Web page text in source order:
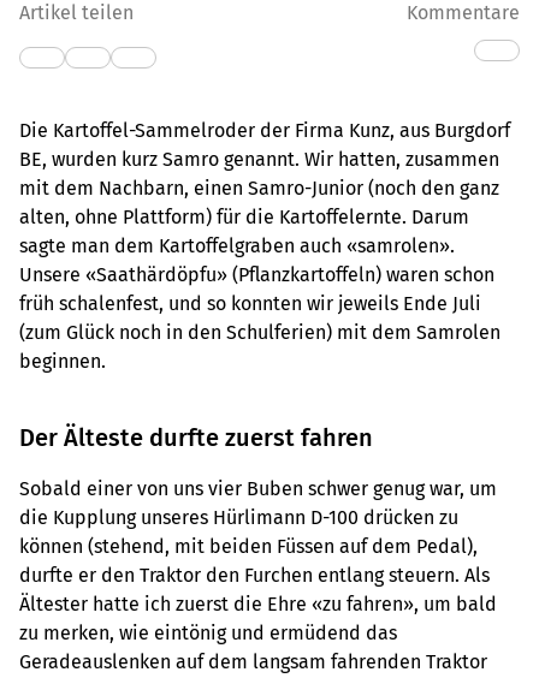
Artikel teilen Kommentare
Die Kartoffel-Sammelroder der Firma Kunz, aus Burgdorf
BE, wurden kurz Samro genannt. Wir hatten, zusammen
mit dem Nachbarn, einen Samro-Junior (noch den ganz
alten, ohne Plattform) für die Kartoffelernte. Darum
sagte man dem Kartoffelgraben auch «samrolen».
Unsere «Saathärdöpfu» (Pflanzkartoffeln) waren schon
früh schalenfest, und so konnten wir jeweils Ende Juli
(zum Glück noch in den Schulferien) mit dem Samrolen
beginnen.
Der Älteste durfte zuerst fahren
Sobald einer von uns vier Buben schwer genug war, um
die Kupplung unseres Hürlimann D-100 drücken zu
können (stehend, mit beiden Füssen auf dem Pedal),
durfte er den Traktor den Furchen entlang steuern. Als
Ältester hatte ich zuerst die Ehre «zu fahren», um bald
zu merken, wie eintönig und ermüdend das
Geradeauslenken auf dem langsam fahrenden Traktor